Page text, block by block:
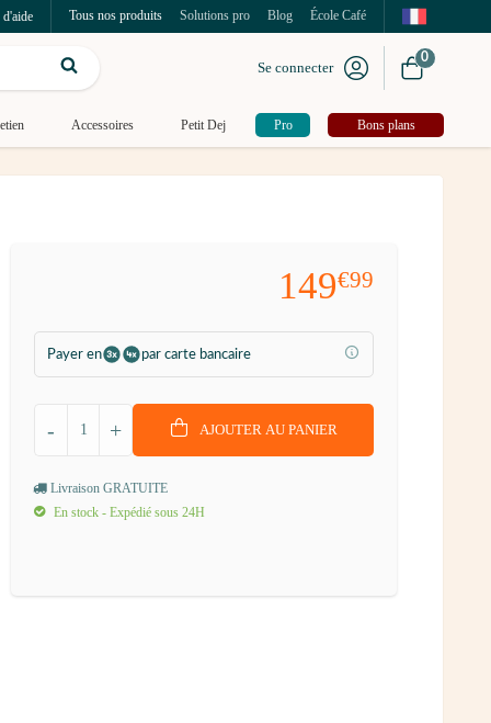
Tous nos produits Solutions pro Blog École Café
Se connecter
0
Accessoires Petit Dej Pro Bons plans
149€99
Payer en par carte bancaire
+
- AJOUTER AU PANIER
Livraison GRATUITE
En stock - Expédié sous 24H